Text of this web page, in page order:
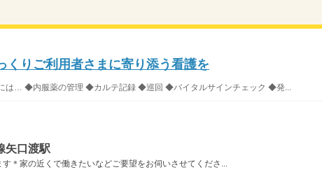
くりご利用者さまに寄り添う看護を
は… ◆内服薬の管理 ◆カルテ記録 ◆巡回 ◆バイタルサインチェック ◆発...
矢口渡駅
＊家の近くで働きたいなどご要望をお伺いさせてくださ...